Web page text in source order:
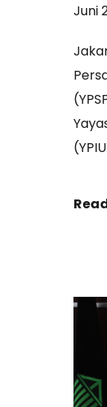
Juni